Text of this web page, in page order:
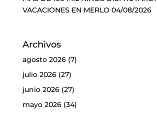
VACACIONES EN MERLO 04/08/2026
Archivos
agosto 2026(7)
julio 2026(27)
junio 2026(27)
mayo 2026(34)